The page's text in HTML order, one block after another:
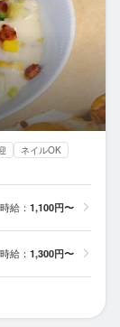
ネイルOK
時給： 1,100円〜
時給： 1,300円〜